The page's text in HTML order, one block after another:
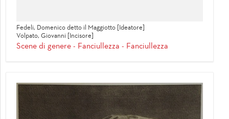
Fedeli, Domenico detto il Maggiotto [Ideatore]
Volpato, Giovanni [Incisore]
Scene di genere - Fanciullezza - Fanciullezza